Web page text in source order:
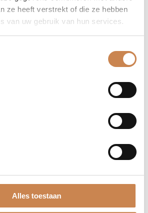
ze heeft verstrekt of die ze hebben
van uw gebruik van hun services.
Alles toestaan